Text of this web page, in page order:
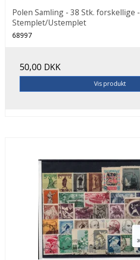
Polen Samling - 38 Stk. forskellige -
Stemplet/Ustemplet
68997
50,00 DKK
Vis produkt